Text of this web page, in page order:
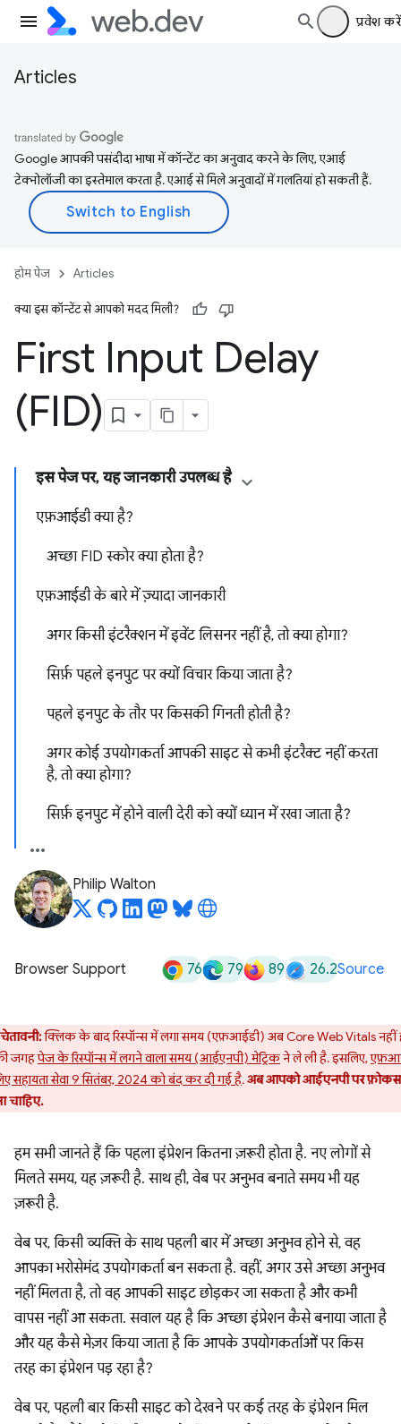
प्रवेश करें
Articles
Google आपकी पसंदीदा भाषा में कॉन्टेंट का अनुवाद करने के लिए, एआई
टेक्नोलॉजी का इस्तेमाल करता है. एआई से मिले अनुवादों में गलतियां हो सकती हैं.
होम पेज Articles
क्या इस कॉन्टेंट से आपको मदद मिली?
First Input Delay
(FID)
इस पेज पर, यह जानकारी उपलब्ध है
एफ़आईडी क्या है?
अच्छा FID स्कोर क्या होता है?
एफ़आईडी के बारे में ज़्यादा जानकारी
अगर किसी इंटरैक्शन में इवेंट लिसनर नहीं है, तो क्या होगा?
सिर्फ़ पहले इनपुट पर क्यों विचार किया जाता है?
पहले इनपुट के तौर पर किसकी गिनती होती है?
अगर कोई उपयोगकर्ता आपकी साइट से कभी इंटरैक्ट नहीं करता
है, तो क्या होगा?
सिर्फ़ इनपुट में होने वाली देरी को क्यों ध्यान में रखा जाता है?
Philip Walton
Browser Support 76 79 89 26.2Source
चेतावनी:क्लिक के बाद रिस्पॉन्स में लगा समय (एफ़आईडी) अब Core Web Vitals नहीं
जगहपेज के रिस्पॉन्स में लगने वाला समय (आईएनपी) मेट्रिकने ले ली है. इसलिए,
सहायता सेवा 9 सितंबर, 2024 को बंद कर दी गई है.अब आपको आईएनपी पर फ़ोकस
चाहिए.
हम सभी जानते हैं कि पहला इंप्रेशन कितना ज़रूरी होता है. नए लोगों से
मिलते समय, यह ज़रूरी है. साथ ही, वेब पर अनुभव बनाते समय भी यह
ज़रूरी है.
वेब पर, किसी व्यक्ति के साथ पहली बार में अच्छा अनुभव होने से, वह
आपका भरोसेमंद उपयोगकर्ता बन सकता है. वहीं, अगर उसे अच्छा अनुभव
नहीं मिलता है, तो वह आपकी साइट छोड़कर जा सकता है और कभी
वापस नहीं आ सकता. सवाल यह है कि अच्छा इंप्रेशन कैसे बनाया जाता है
और यह कैसे मेज़र किया जाता है कि आपके उपयोगकर्ताओं पर किस
तरह का इंप्रेशन पड़ रहा है?
वेब पर, पहली बार किसी साइट को देखने पर कई तरह के इंप्रेशन मिल